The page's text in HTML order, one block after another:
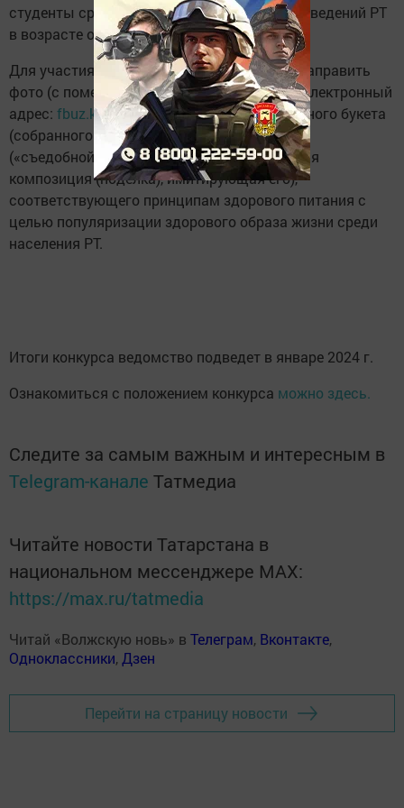
студенты средних специальных учебных заведений РТ
в возрасте от 12 до 18 лет.
Для участия в фотоконкурсе, необходимо направить
фото (с пометкой «Фотоконкурс/Букет» на электронный
адрес: fbuz.konkurs@tatar.ru) своего съедобного букета
(собранного по правилам food-флористики
(«съедобной» флористики), или эстетическая
композиция (поделка), имитирующая его),
соответствующего принципам здорового питания с
целью популяризации здорового образа жизни среди
населения РТ.
Итоги конкурса ведомство подведет в январе 2024 г.
Ознакомиться с положением конкурса можно здесь.
Следите за самым важным и интересным в
Telegram-канале Татмедиа
Читайте новости Татарстана в
национальном мессенджере MАХ:
https://max.ru/tatmedia
Читай «Волжскую новь» в Телеграм, Вконтакте,
Одноклассники, Дзен
Перейти на страницу новости